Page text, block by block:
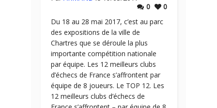
0
0
Du 18 au 28 mai 2017, c’est au parc
des expositions de la ville de
Chartres que se déroule la plus
importante compétition nationale
par équipe. Les 12 meilleurs clubs
d’échecs de France s’affrontent par
équipe de 8 joueurs. Le TOP 12. Les
12 meilleurs clubs d’échecs de